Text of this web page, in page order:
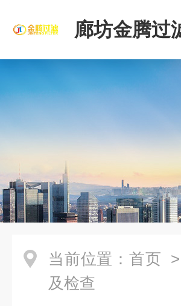
廊坊金腾过
当前位置： 首页 >
及检查